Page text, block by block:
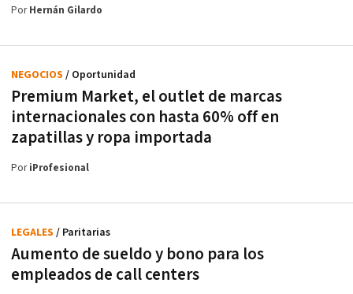
PorHernán Gilardo
Premium Market, el outlet de marcas
internacionales con hasta 60% off en
zapatillas y ropa importada
NEGOCIOS / Oportunidad
PoriProfesional
Aumento de sueldo y bono para los
empleados de call centers
LEGALES / Paritarias